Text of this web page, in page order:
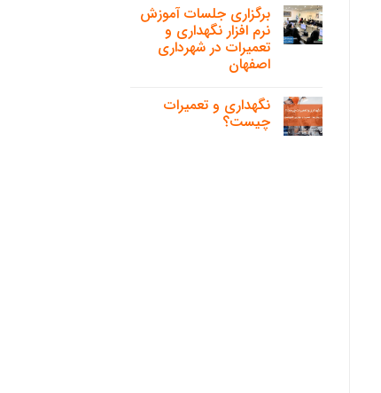
برگزاری جلسات آموزش
نرم افزار نگهداری و
تعمیرات در شهرداری
اصفهان
نگهداری و تعمیرات
چیست؟